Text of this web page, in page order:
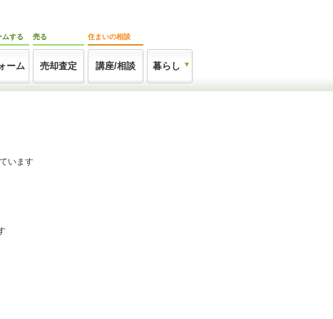
ムする
ーム
売る
売却査定
住まいの相談
講座/相談 暮らし
います